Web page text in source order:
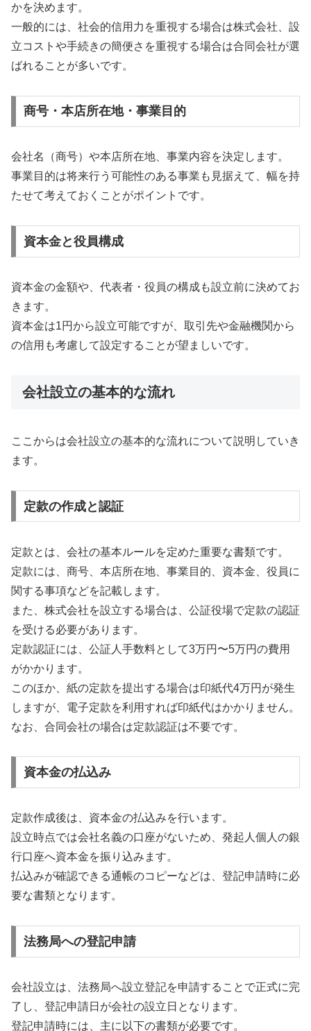
かを決めます。
一般的には、社会的信用力を重視する場合は株式会社、設
立コストや手続きの簡便さを重視する場合は合同会社が選
ばれることが多いです。
商号・本店所在地・事業目的
会社名（商号）や本店所在地、事業内容を決定します。
事業目的は将来行う可能性のある事業も見据えて、幅を持
たせて考えておくことがポイントです。
資本金と役員構成
資本金の金額や、代表者・役員の構成も設立前に決めてお
きます。
資本金は1円から設立可能ですが、取引先や金融機関から
の信用も考慮して設定することが望ましいです。
会社設立の基本的な流れ
ここからは会社設立の基本的な流れについて説明していき
ます。
定款の作成と認証
定款とは、会社の基本ルールを定めた重要な書類です。
定款には、商号、本店所在地、事業目的、資本金、役員に
関する事項などを記載します。
また、株式会社を設立する場合は、公証役場で定款の認証
を受ける必要があります。
定款認証には、公証人手数料として3万円〜5万円の費用
がかかります。
このほか、紙の定款を提出する場合は印紙代4万円が発生
しますが、電子定款を利用すれば印紙代はかかりません。
なお、合同会社の場合は定款認証は不要です。
資本金の払込み
定款作成後は、資本金の払込みを行います。
設立時点では会社名義の口座がないため、発起人個人の銀
行口座へ資本金を振り込みます。
払込みが確認できる通帳のコピーなどは、登記申請時に必
要な書類となります。
法務局への登記申請
会社設立は、法務局へ設立登記を申請することで正式に完
了し、登記申請日が会社の設立日となります。
登記申請時には、主に以下の書類が必要です。